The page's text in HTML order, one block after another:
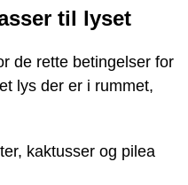
til lyset
de rette betingelser for
lys der er i rummet,
kaktusser og pilea